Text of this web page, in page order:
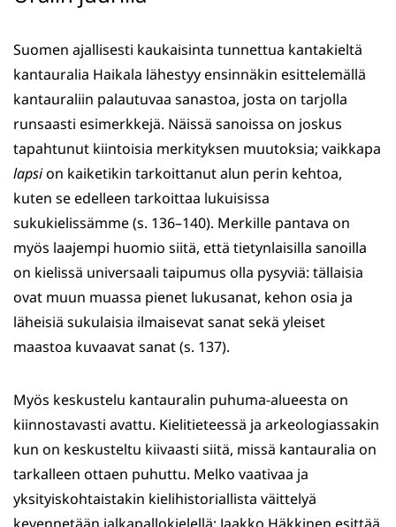
Suomen ajallisesti kaukaisinta tunnettua kantakieltä
kantauralia Haikala lähestyy ensinnäkin esittelemällä
kantauraliin palautuvaa sanastoa, josta on tarjolla
runsaasti esimerkkejä. Näissä sanoissa on joskus
tapahtunut kiintoisia merkityksen muutoksia; vaikkapa
lapsion kaiketikin tarkoittanut alun perin kehtoa,
kuten se edelleen tarkoittaa lukuisissa
sukukielissämme (s. 136–140). Merkille pantava on
myös laajempi huomio siitä, että tietynlaisilla sanoilla
on kielissä universaali taipumus olla pysyviä: tällaisia
ovat muun muassa pienet lukusanat, kehon osia ja
läheisiä sukulaisia ilmaisevat sanat sekä yleiset
maastoa kuvaavat sanat (s. 137).
Myös keskustelu kantauralin puhuma-alueesta on
kiinnostavasti avattu. Kielitieteessä ja arkeologiassakin
kun on keskusteltu kiivaasti siitä, missä kantauralia on
tarkalleen ottaen puhuttu. Melko vaativaa ja
yksityiskohtaistakin kielihistoriallista väittelyä